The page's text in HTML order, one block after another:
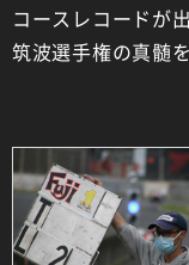
コースレコードが
筑波選手権の真髄